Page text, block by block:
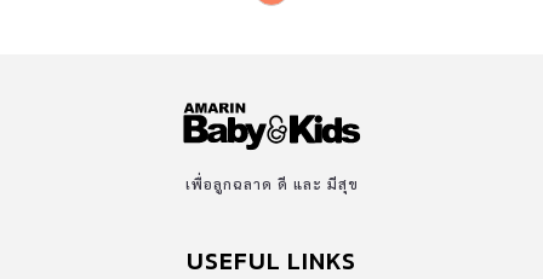
เพื่อลูกฉลาด ดี และ มีสุข
USEFUL LINKS